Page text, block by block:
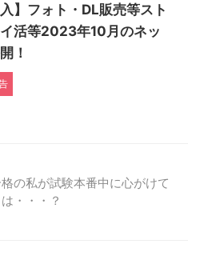
入】フォト・DL販売等スト
活等2023年10月のネッ
！
の私が試験本番中に心がけて
・・・？